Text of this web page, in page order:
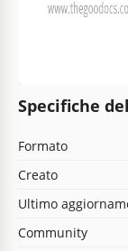
Specifiche
Formato
Creato
Ultimo
Community